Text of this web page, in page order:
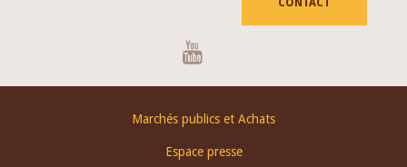
CONTACT
Marchés publics et Achats
Espace presse